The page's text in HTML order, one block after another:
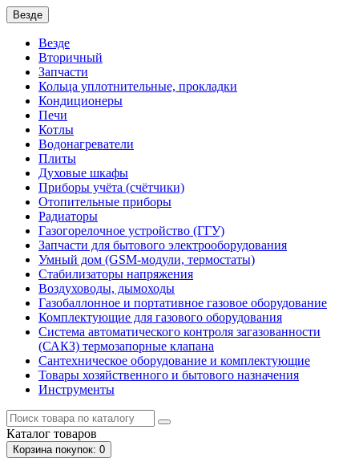
Везде
Везде
Вторичный
Запчасти
Кольца уплотнительные, прокладки
Кондиционеры
Печи
Котлы
Водонагреватели
Плиты
Духовые шкафы
Приборы учёта (счётчики)
Отопительные приборы
Радиаторы
Газогорелочное устройство (ГГУ)
Запчасти для бытового электрооборудования
Умный дом (GSM-модули, термостаты)
Cтабилизаторы напряжения
Воздуховоды, дымоходы
Газобаллонное и портативное газовое оборудование
Комплектующие для газового оборудования
Система автоматического контроля загазованности
(САКЗ) термозапорные клапана
Сантехническое оборудование и комплектующие
Товары хозяйственного и бытового назначения
Инструменты
Каталог товаров
Корзинапокупок: 0